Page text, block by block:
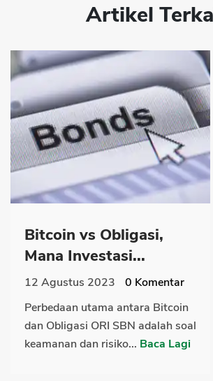
Artikel
Bitcoin vs Obligasi,
Mana Investasi...
12 Agustus 2023 0 Komentar
Perbedaan utama antara Bitcoin
dan Obligasi ORI SBN adalah soal
keamanan dan risiko... Baca Lagi